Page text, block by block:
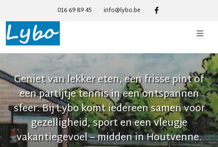
016 69 89 45 info@lybo.be
Geniet van lekker eten, een frisse pint of
een partijtje tennis in een ontspannen
sfeer. Bij Lybo komt iedereen samen voor
gezelligheid, sport en een vleugje
vakantiegevoel – midden in Houtvenne.